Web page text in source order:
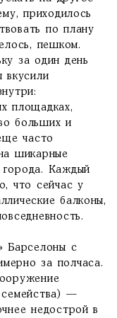
приходилось
по плану
пешком.
за один день
вкусили
площадках,
больших и
часто
шикарные
города. Каждый
что сейчас у
балконы,
Барселоны с
за полчаса.
семейства) —
недострой в